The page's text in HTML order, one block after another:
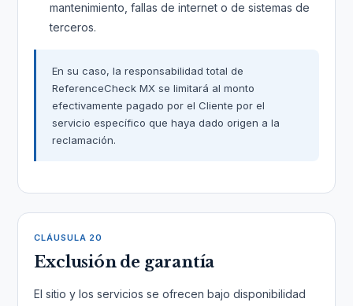
mantenimiento, fallas de internet o de sistemas de
terceros.
En su caso, la responsabilidad total de
ReferenceCheck MX se limitará al monto
efectivamente pagado por el Cliente por el
servicio específico que haya dado origen a la
reclamación.
CLÁUSULA 20
Exclusión de garantía
El sitio y los servicios se ofrecen bajo disponibilidad